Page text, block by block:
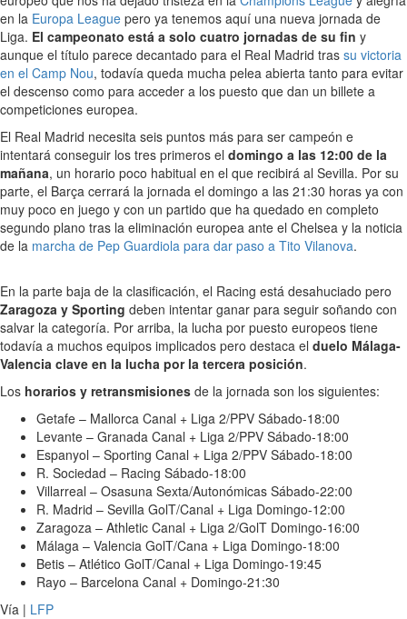
en la Europa League pero ya tenemos aquí una nueva jornada de
Liga. El campeonato está a solo cuatro jornadas de su fin y
aunque el título parece decantado para el Real Madrid tras su victoria
en el Camp Nou, todavía queda mucha pelea abierta tanto para evitar
el descenso como para acceder a los puesto que dan un billete a
competiciones europea.
El Real Madrid necesita seis puntos más para ser campeón e
intentará conseguir los tres primeros el domingo a las 12:00 de la
mañana, un horario poco habitual en el que recibirá al Sevilla. Por su
parte, el Barça cerrará la jornada el domingo a las 21:30 horas ya con
muy poco en juego y con un partido que ha quedado en completo
segundo plano tras la eliminación europea ante el Chelsea y la noticia
de la marcha de Pep Guardiola para dar paso a Tito Vilanova.
En la parte baja de la clasificación, el Racing está desahuciado pero
Zaragoza y Sporting deben intentar ganar para seguir soñando con
salvar la categoría. Por arriba, la lucha por puesto europeos tiene
todavía a muchos equipos implicados pero destaca el duelo Málaga-
Valencia clave en la lucha por la tercera posición.
Los horarios y retransmisiones de la jornada son los siguientes:
Getafe – Mallorca Canal + Liga 2/PPV Sábado-18:00
Levante – Granada Canal + Liga 2/PPV Sábado-18:00
Espanyol – Sporting Canal + Liga 2/PPV Sábado-18:00
R. Sociedad – Racing Sábado-18:00
Villarreal – Osasuna Sexta/Autonómicas Sábado-22:00
R. Madrid – Sevilla GolT/Canal + Liga Domingo-12:00
Zaragoza – Athletic Canal + Liga 2/GolT Domingo-16:00
Málaga – Valencia GolT/Cana + Liga Domingo-18:00
Betis – Atlético GolT/Canal + Liga Domingo-19:45
Rayo – Barcelona Canal + Domingo-21:30
Vía | LFP